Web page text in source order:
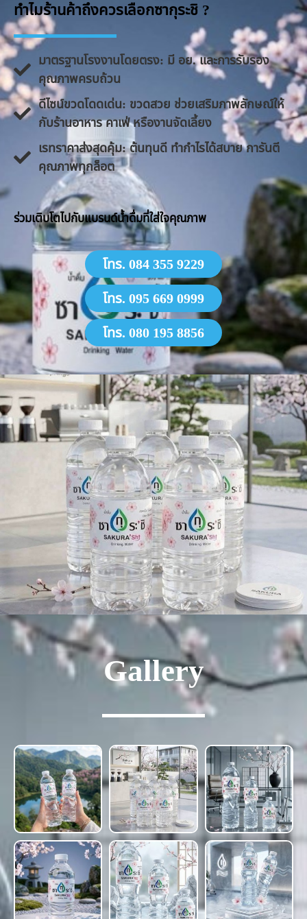
ทำไมร้านค้าถึงควรเลือกซากุระชิ ?
มาตรฐานโรงงานโดยตรง: มี อย. และการรับรอง
คุณภาพครบถ้วน
ดีไซน์ขวดโดดเด่น: ขวดสวย ช่วยเสริมภาพลักษณ์ให้
กับร้านอาหาร คาเฟ่ หรืองานจัดเลี้ยง
​เรทราคาส่งสุดคุ้ม: ต้นทุนดี ทำกำไรได้สบาย การันตี
คุณภาพทุกล็อต
​ร่วมเติบโตไปกับแบรนด์น้ำดื่มที่ใส่ใจคุณภาพ
โทร. 084 355 9229
โทร. 095 669 0999
โทร. 080 195 8856
Gallery